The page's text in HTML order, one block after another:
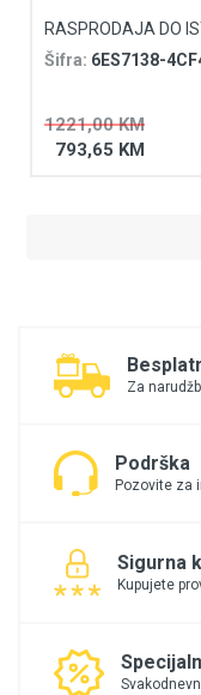
RASPRODAJA DO
Šifra: 6ES7138-
1221,00 KM
793,65 KM
Za
Podrška
Pozovite za
Sigurna
Kupujete